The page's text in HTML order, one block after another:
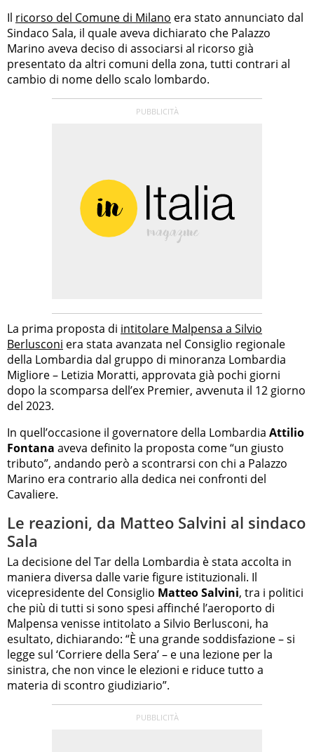
Il ricorso del Comune di Milano era stato annunciato dal
Sindaco Sala, il quale aveva dichiarato che Palazzo
Marino aveva deciso di associarsi al ricorso già
presentato da altri comuni della zona, tutti contrari al
cambio di nome dello scalo lombardo.
La prima proposta di intitolare Malpensa a Silvio
Berlusconi era stata avanzata nel Consiglio regionale
della Lombardia dal gruppo di minoranza Lombardia
Migliore – Letizia Moratti, approvata già pochi giorni
dopo la scomparsa dell’ex Premier, avvenuta il 12 giorno
del 2023.
In quell’occasione il governatore della Lombardia Attilio
Fontana aveva definito la proposta come “un giusto
tributo”, andando però a scontrarsi con chi a Palazzo
Marino era contrario alla dedica nei confronti del
Cavaliere.
Le reazioni, da Matteo Salvini al sindaco
Sala
La decisione del Tar della Lombardia è stata accolta in
maniera diversa dalle varie figure istituzionali. Il
vicepresidente del Consiglio Matteo Salvini, tra i politici
che più di tutti si sono spesi affinché l’aeroporto di
Malpensa venisse intitolato a Silvio Berlusconi, ha
esultato, dichiarando: “È una grande soddisfazione – si
legge sul ‘Corriere della Sera’ – e una lezione per la
sinistra, che non vince le elezioni e riduce tutto a
materia di scontro giudiziario”.